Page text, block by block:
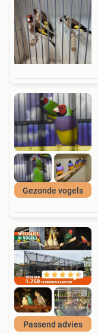
Gezonde vogels
Passend advies